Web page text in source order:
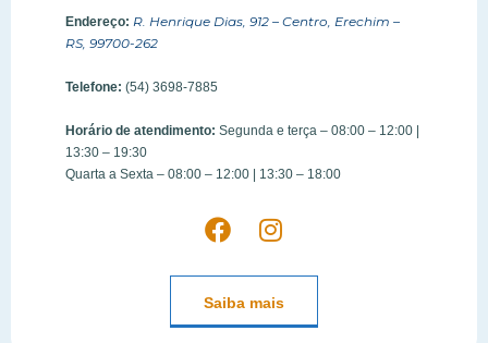
Endereço: R. Henrique Dias, 912 – Centro, Erechim –
RS, 99700-262
Telefone: (54) 3698-7885
Horário de atendimento: Segunda e terça – 08:00 – 12:00 |
13:30 – 19:30
Quarta a Sexta – 08:00 – 12:00 | 13:30 – 18:00
Saiba mais